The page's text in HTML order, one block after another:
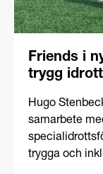
Friends i
trygg idrott
Hugo
samarbete
trygga och